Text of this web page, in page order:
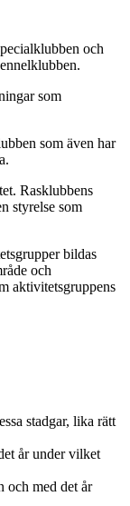
och
som
som även har
Rasklubbens
styrelse som
bildas
och
aktivitetsgruppens
stadgar, lika rätt
år under vilket
och med det år